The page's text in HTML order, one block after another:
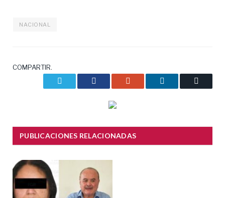
NACIONAL
COMPARTIR.
Facebook
PUBLICACIONES RELACIONADAS